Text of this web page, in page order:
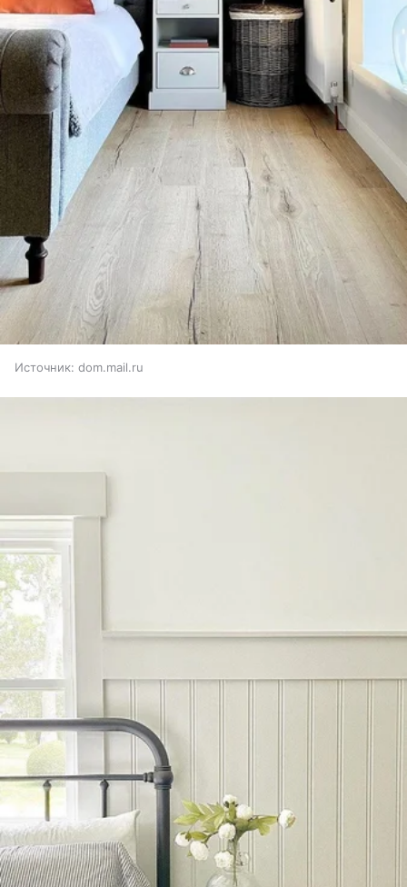
Источник: dom.mail.ru